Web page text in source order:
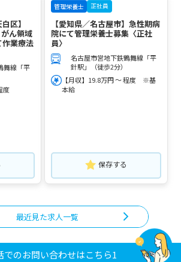
白区】
ん領域
作業療法
舞線「平
度
管理栄養士 正社員
【愛知県／名古屋市】急性期病
院にて管理栄養士募集〈正社
員〉
名古屋市営地下鉄鶴舞線「平
針駅」（徒歩2分）
【月収】19.8万円 ～ 程度 ※基
本給
保存する
最近見た求人一覧
でのお問い合わせはこちら1